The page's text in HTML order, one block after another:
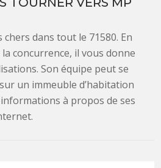
dans tout le 71580. En
concurrence, il vous donne
Son équipe peut se
un immeuble d’habitation
à propos de ses